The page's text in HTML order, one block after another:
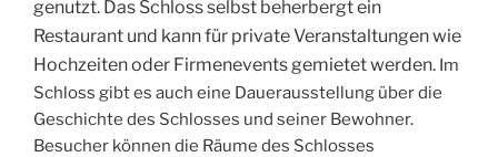
genutzt. Das Schloss selbst beherbergt ein
Restaurant und kann für private Veranstaltungen wie
Hochzeiten oder Firmenevents gemietet werden. Im
Schloss gibt es auch eine Dauerausstellung über die
Geschichte des Schlosses und seiner Bewohner.
Besucher können die Räume des Schlosses